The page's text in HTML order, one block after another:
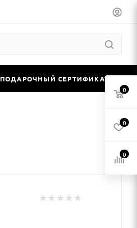
ПОДАРОЧНЫЙ СЕРТИФИКАТ
0
0
0